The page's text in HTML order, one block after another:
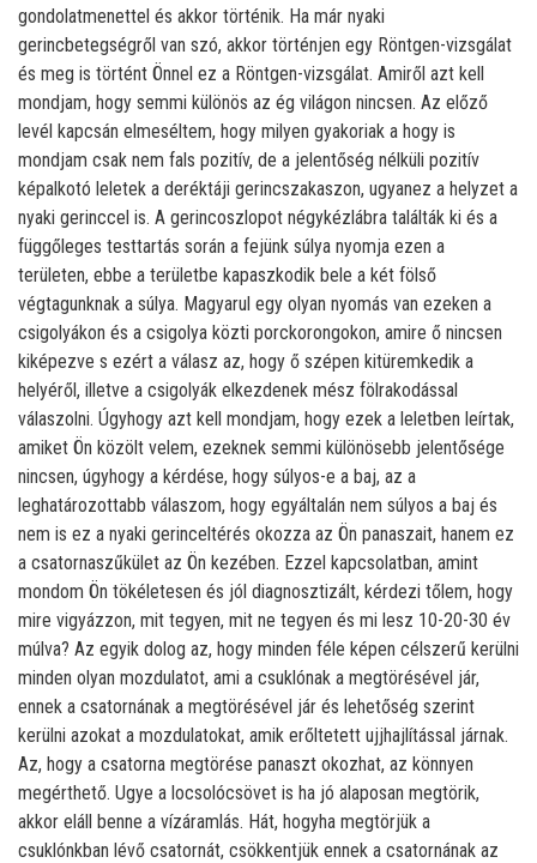
gondolatmenettel és akkor történik. Ha már nyaki
gerincbetegségről van szó, akkor történjen egy Röntgen-vizsgálat
és meg is történt Önnel ez a Röntgen-vizsgálat. Amiről azt kell
mondjam, hogy semmi különös az ég világon nincsen. Az előző
levél kapcsán elmeséltem, hogy milyen gyakoriak a hogy is
mondjam csak nem fals pozitív, de a jelentőség nélküli pozitív
képalkotó leletek a deréktáji gerincszakaszon, ugyanez a helyzet a
nyaki gerinccel is. A gerincoszlopot négykézlábra találták ki és a
függőleges testtartás során a fejünk súlya nyomja ezen a
területen, ebbe a területbe kapaszkodik bele a két fölső
végtagunknak a súlya. Magyarul egy olyan nyomás van ezeken a
csigolyákon és a csigolya közti porckorongokon, amire ő nincsen
kiképezve s ezért a válasz az, hogy ő szépen kitüremkedik a
helyéről, illetve a csigolyák elkezdenek mész fölrakodással
válaszolni. Úgyhogy azt kell mondjam, hogy ezek a leletben leírtak,
amiket Ön közölt velem, ezeknek semmi különösebb jelentősége
nincsen, úgyhogy a kérdése, hogy súlyos-e a baj, az a
leghatározottabb válaszom, hogy egyáltalán nem súlyos a baj és
nem is ez a nyaki gerinceltérés okozza az Ön panaszait, hanem ez
a csatornaszűkület az Ön kezében. Ezzel kapcsolatban, amint
mondom Ön tökéletesen és jól diagnosztizált, kérdezi tőlem, hogy
mire vigyázzon, mit tegyen, mit ne tegyen és mi lesz 10-20-30 év
múlva? Az egyik dolog az, hogy minden féle képen célszerű kerülni
minden olyan mozdulatot, ami a csuklónak a megtörésével jár,
ennek a csatornának a megtörésével jár és lehetőség szerint
kerülni azokat a mozdulatokat, amik erőltetett ujjhajlítással járnak.
Az, hogy a csatorna megtörése panaszt okozhat, az könnyen
megérthető. Ugye a locsolócsövet is ha jó alaposan megtörik,
akkor eláll benne a vízáramlás. Hát, hogyha megtörjük a
csuklónkban lévő csatornát, csökkentjük ennek a csatornának az